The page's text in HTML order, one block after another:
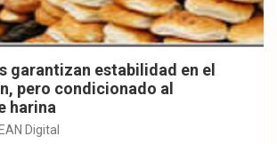
garantizan estabilidad en el
pero condicionado al
harina
EAN Digital